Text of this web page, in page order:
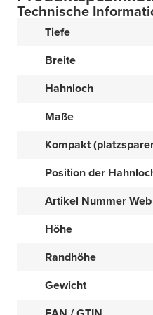
Technische
Tiefe
Breite
Hahnloch
Maße
Kompakt
Position der
Artikel Nummer Web
Höhe
Randhöhe
Gewicht